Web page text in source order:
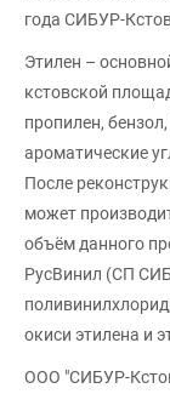
года СИБУР-
Этилен –
кстовской
пропилен,
ароматические
После
может
объём данного
РусВинил (СП
окиси этилена и
ООО "СИБУР-